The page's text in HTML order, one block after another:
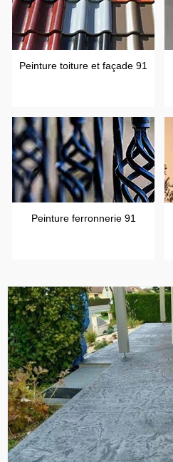
Peinture toiture et façade 91
Peinture ferronnerie 91